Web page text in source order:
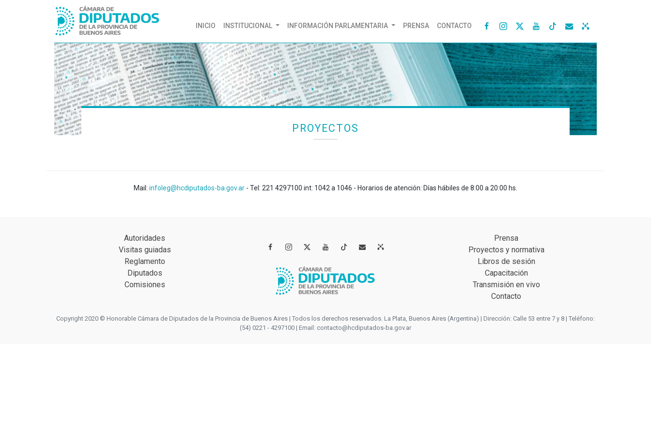
INICIO (CURRENT)
INSTITUCIONAL INFORMACIÓN PARLAMENTARIA PRENSA CONTACTO    
PROYECTOS
Mail: infoleg@hcdiputados-ba.gov.ar - Tel: 221 4297100 int: 1042 a 1046 - Horarios de atención: Días hábiles de 8:00 a 20:00 hs.
Autoridades
Visitas guiadas
Reglamento
Diputados
Comisiones
   
Prensa
Proyectos y normativa
Libros de sesión
Capacitación
Transmisión en vivo
Contacto
Copyright 2020 © Honorable Cámara de Diputados de la Provincia de Buenos Aires | Todos los derechos reservados. La Plata, Buenos Aires (Argentina) | Dirección: Calle 53 entre 7 y 8 | Teléfono:
(54) 0221 - 4297100 | Email: contacto@hcdiputados-ba.gov.ar